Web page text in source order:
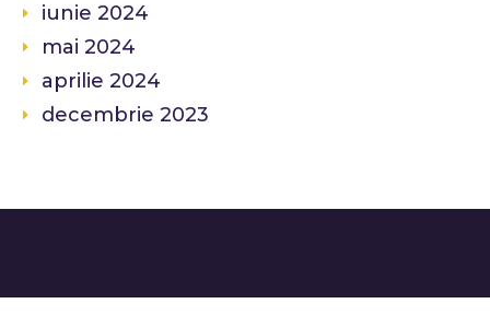
iunie 2024
mai 2024
aprilie 2024
decembrie 2023